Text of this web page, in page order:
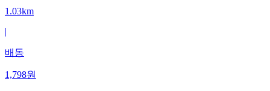
1.03km
|
배동
1,798원